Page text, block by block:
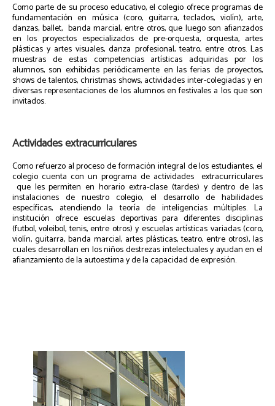
Como parte de su proceso educativo, el colegio ofrece programas de
fundamentación en música (coro, guitarra, teclados, violín), arte,
danzas, ballet, banda marcial, entre otros, que luego son afianzados
en los proyectos especializados de pre-orquesta, orquesta, artes
plásticas y artes visuales, danza profesional, teatro, entre otros. Las
muestras de estas competencias artísticas adquiridas por los
alumnos, son exhibidas periódicamente en las ferias de proyectos,
shows de talentos, christmas shows, actividades inter-colegiadas y en
diversas representaciones de los alumnos en festivales a los que son
invitados.
Actividades extracurriculares
Como refuerzo al proceso de formación integral de los estudiantes, el
colegio cuenta con un programa de actividades extracurriculares
que les permiten en horario extra-clase (tardes) y dentro de las
instalaciones de nuestro colegio, el desarrollo de habilidades
específicas, atendiendo la teoría de inteligencias múltiples. La
institución ofrece escuelas deportivas para diferentes disciplinas
(futbol, voleibol, tenis, entre otros) y escuelas artísticas variadas (coro,
violín, guitarra, banda marcial, artes plásticas, teatro, entre otros), las
cuales desarrollan en los niños destrezas intelectuales y ayudan en el
afianzamiento de la autoestima y de la capacidad de expresión.